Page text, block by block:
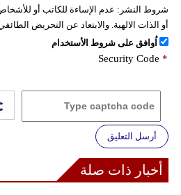
شروط النشر: عدم الإساءة للكاتب أو
أو الذات الالهية. والابتعاد عن التحريض
اُوافق على شروط الأستخدام
Security Code *
أرسل التعليق
أخبار ذات صلة